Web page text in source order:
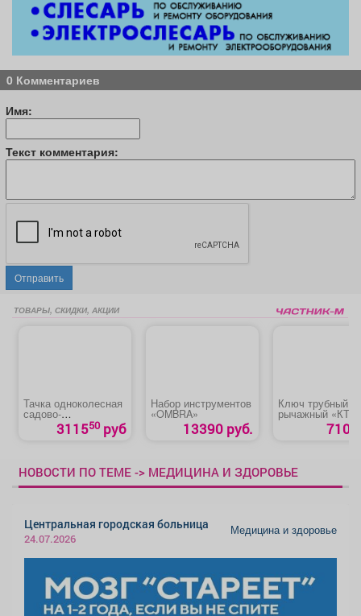
0 Комментариев
Имя:
Текст комментария:
Отправить
ТОВАРЫ, СКИДКИ, АКЦИИ
Тачка одноколесная
садово-
строительная
«Palisad»311550 руб
Набор инструментов
«OMBRA»
13390 руб.
Ключ трубный
рычажный
710
НОВОСТИ ПО ТЕМЕ -> МЕДИЦИНА И ЗДОРОВЬЕ
Центральная городская больница
24.07.2026
Медицина и здоровье